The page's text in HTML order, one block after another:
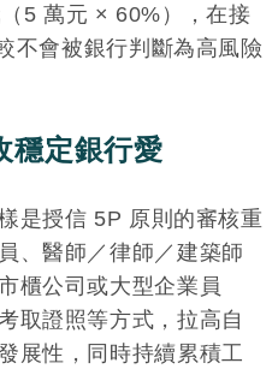
5 萬元 × 60%），在接
不會被銀行判斷為高風險
穩定銀行愛
是授信 5P 原則的審核重
、醫師／律師／建築師
櫃公司或大型企業員
取證照等方式，拉高自
展性，同時持續累積工